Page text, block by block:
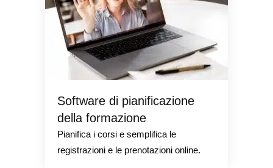
Software di pianificazione
della formazione
Pianifica i corsi e semplifica le
registrazioni e le prenotazioni online.